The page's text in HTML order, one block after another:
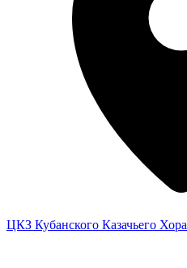
ЦКЗ Кубанского Казачьего Хора